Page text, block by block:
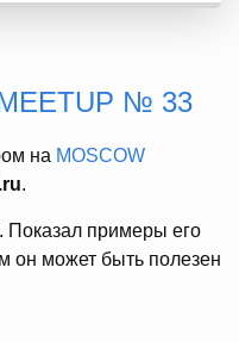
№ 33
на MOSCOW
.
. Показал примеры его
он может быть полезен